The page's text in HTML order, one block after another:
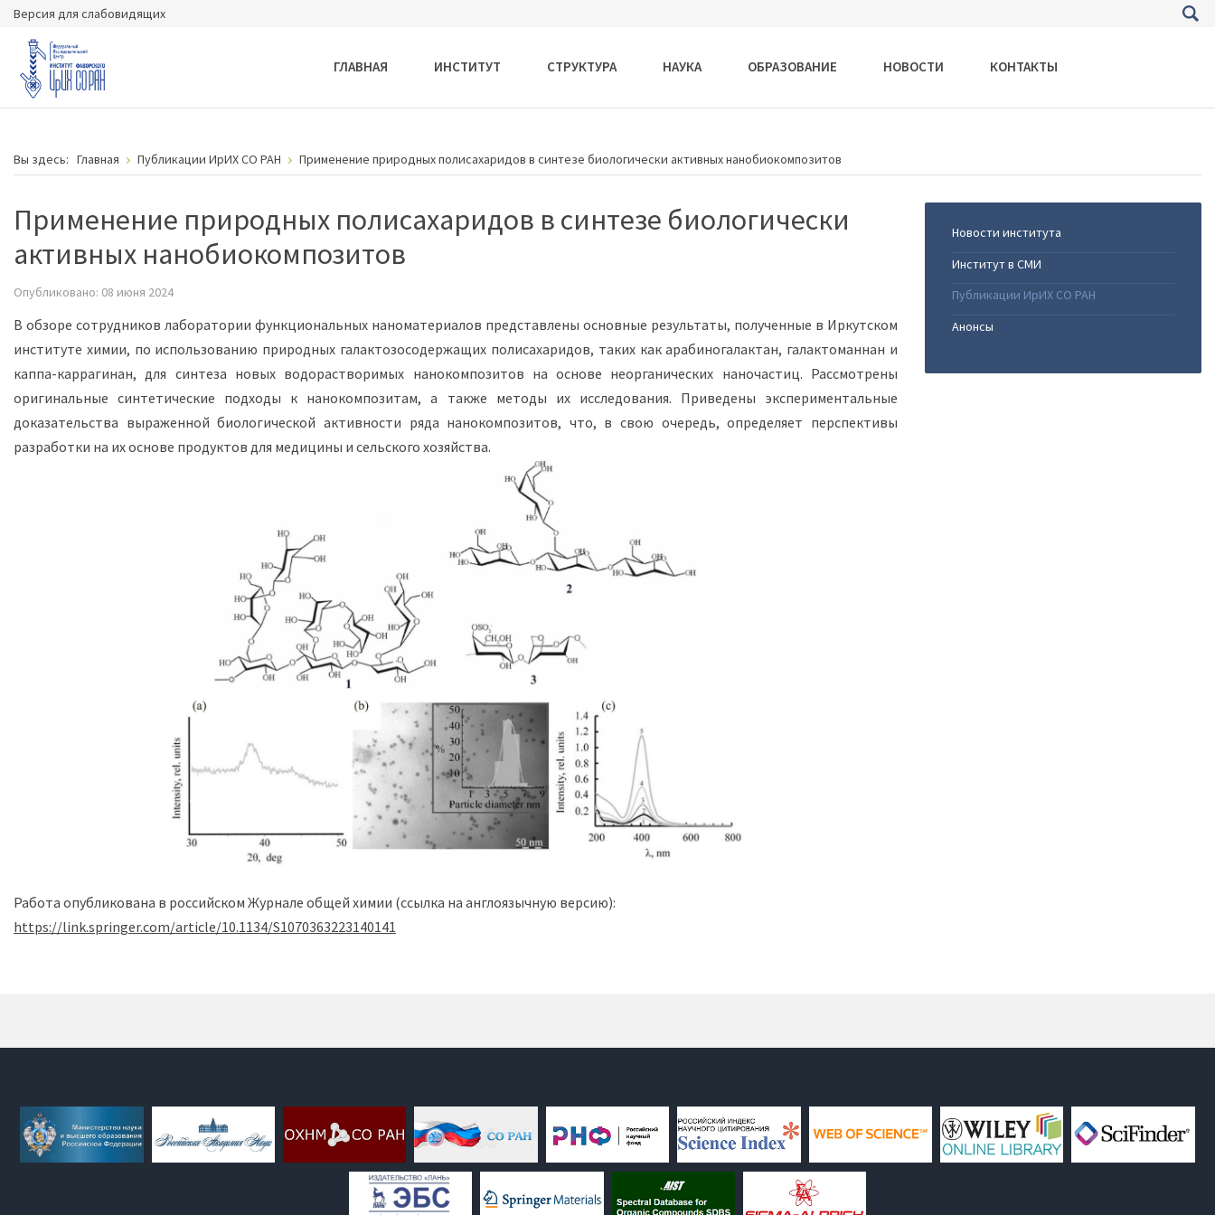
Версия для слабовидящих
ГЛАВНАЯ ИНСТИТУТ СТРУКТУРА НАУКА ОБРАЗОВАНИЕ НОВОСТИ КОНТАКТЫ
Вы здесь: Главная Публикации ИрИХ СО РАН Применение природных полисахаридов в синтезе биологически активных нанобиокомпозитов
Применение природных полисахаридов в синтезе биологически
активных нанобиокомпозитов
Опубликовано: 08 июня 2024
В обзоре сотрудников лаборатории функциональных наноматериалов представлены основные результаты, полученные в Иркутском
институте химии, по использованию природных галактозосодержащих полисахаридов, таких как арабиногалактан, галактоманнан и
каппа-каррагинан, для синтеза новых водорастворимых нанокомпозитов на основе неорганических наночастиц. Рассмотрены
оригинальные синтетические подходы к нанокомпозитам, а также методы их исследования. Приведены экспериментальные
доказательства выраженной биологической активности ряда нанокомпозитов, что, в свою очередь, определяет перспективы
разработки на их основе продуктов для медицины и сельского хозяйства.
Работа опубликована в российском Журнале общей химии (ссылка на англоязычную версию):
https://link.springer.com/article/10.1134/S1070363223140141
Новости института
Институт в СМИ
Публикации ИрИХ СО РАН
Анонсы